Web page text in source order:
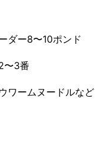
ダー8〜10ポンド
〜3番
ワームヌードルなど